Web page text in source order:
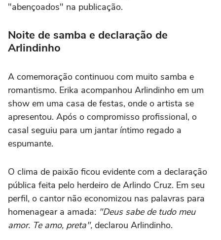
"abençoados" na publicação.
Noite de samba e declaração de
Arlindinho
A comemoração continuou com muito samba e
romantismo. Erika acompanhou Arlindinho em um
show em uma casa de festas, onde o artista se
apresentou. Após o compromisso profissional, o
casal seguiu para um jantar íntimo regado a
espumante.
O clima de paixão ficou evidente com a declaração
pública feita pelo herdeiro de Arlindo Cruz. Em seu
perfil, o cantor não economizou nas palavras para
homenagear a amada: "Deus sabe de tudo meu
amor. Te amo, preta", declarou Arlindinho.